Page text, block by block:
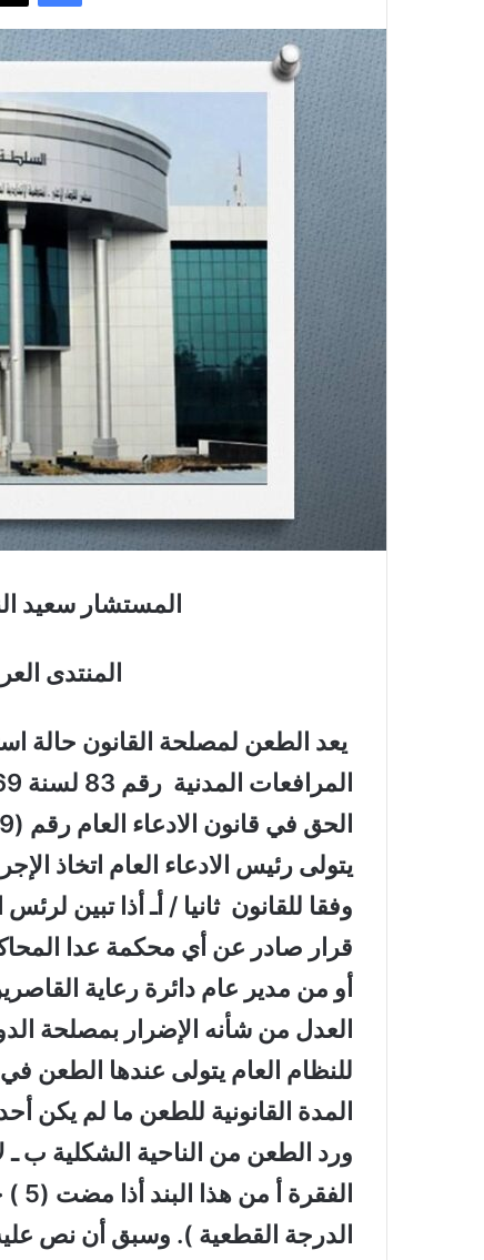
المستشار سعيد
المنتدى
يعد الطعن لمصلحة القانون حالة
يتولى رئيس الادعاء العام اتخاذ
وفقا للقانون ثانيا / أـ أذا تبين
قرار صادر عن أي محكمة عدا
أو من مدير عام دائرة رعاية
العدل من شأنه الإضرار بمصلحة
للنظام العام يتولى عندها الطعن
المدة القانونية للطعن ما لم يكن
ورد الطعن من الناحية الشكلية ب